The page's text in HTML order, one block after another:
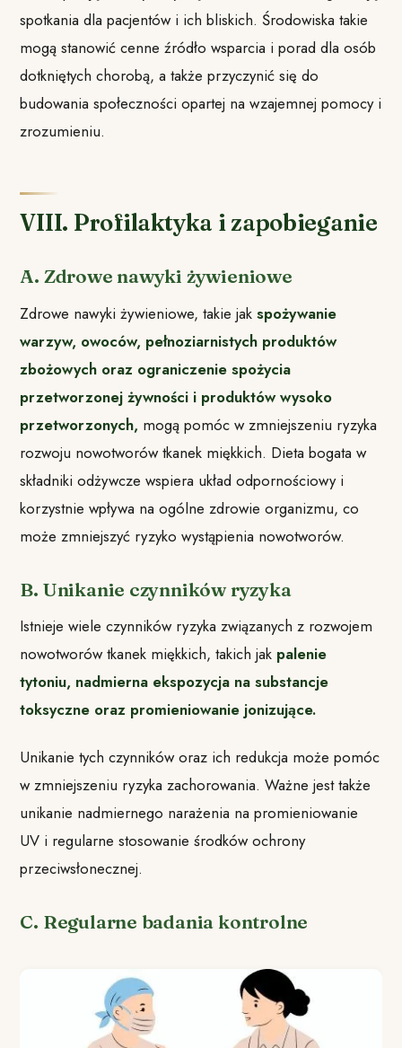
spotkania dla pacjentów i ich bliskich. Środowiska takie
mogą stanowić cenne źródło wsparcia i porad dla osób
dotkniętych chorobą, a także przyczynić się do
budowania społeczności opartej na wzajemnej pomocy i
zrozumieniu.
VIII. Profilaktyka i zapobieganie
A. Zdrowe nawyki żywieniowe
Zdrowe nawyki żywieniowe, takie jakspożywanie
warzyw, owoców, pełnoziarnistych produktów
zbożowych oraz ograniczenie spożycia
przetworzonej żywności i produktów wysoko
przetworzonych, mogą pomóc w zmniejszeniu ryzyka
rozwoju nowotworów tkanek miękkich. Dieta bogata w
składniki odżywcze wspiera układ odpornościowy i
korzystnie wpływa na ogólne zdrowie organizmu, co
może zmniejszyć ryzyko wystąpienia nowotworów.
B. Unikanie czynników ryzyka
Istnieje wiele czynników ryzyka związanych z rozwojem
nowotworów tkanek miękkich, takich jak palenie
tytoniu, nadmierna ekspozycja na substancje
toksyczne oraz promieniowanie jonizujące.
Unikanie tych czynników oraz ich redukcja może pomóc
w zmniejszeniu ryzyka zachorowania. Ważne jest także
unikanie nadmiernego narażenia na promieniowanie
UV i regularne stosowanie środków ochrony
przeciwsłonecznej.
C. Regularne badania kontrolne